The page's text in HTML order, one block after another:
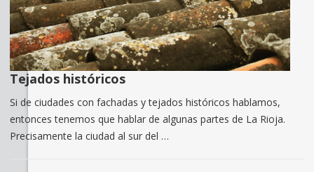
Tejados históricos
Si de ciudades con fachadas y tejados históricos hablamos,
entonces tenemos que hablar de algunas partes de La Rioja.
Precisamente la ciudad al sur del …